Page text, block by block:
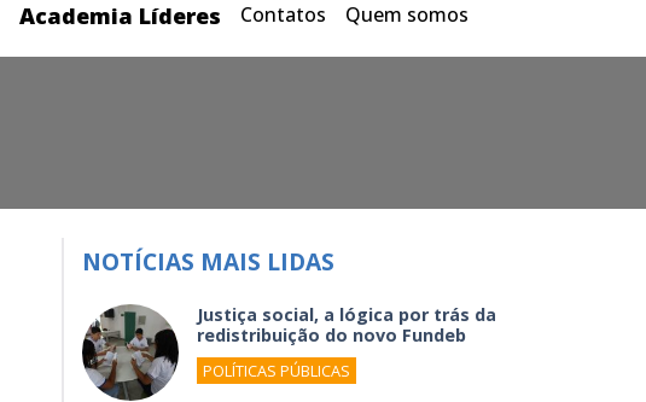
Academia Líderes Contatos Quem somos
NOTÍCIAS MAIS LIDAS
Justiça social, a lógica por trás da
redistribuição do novo Fundeb
POLÍTICAS PÚBLICAS